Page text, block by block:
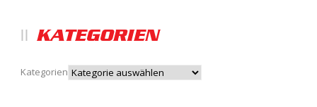
KATEGORIEN
Kategorien